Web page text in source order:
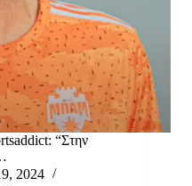
“Στην
2024